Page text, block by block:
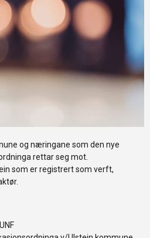
og næringane som den nye
rettar seg mot.
som er registrert som verft,